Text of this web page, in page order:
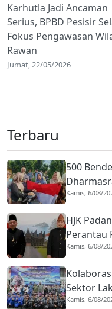
Karhutla Jadi Ancaman
Serius, BPBD Pesisir
Fokus Pengawasan
Rawan
Jumat, 22/05/2026
Terbaru
500
hingga 31
Kamis, 6/08/
HJK
Perantau
Kota
Kamis, 6/08/
Sektor
Batang
Kamis, 6/08/